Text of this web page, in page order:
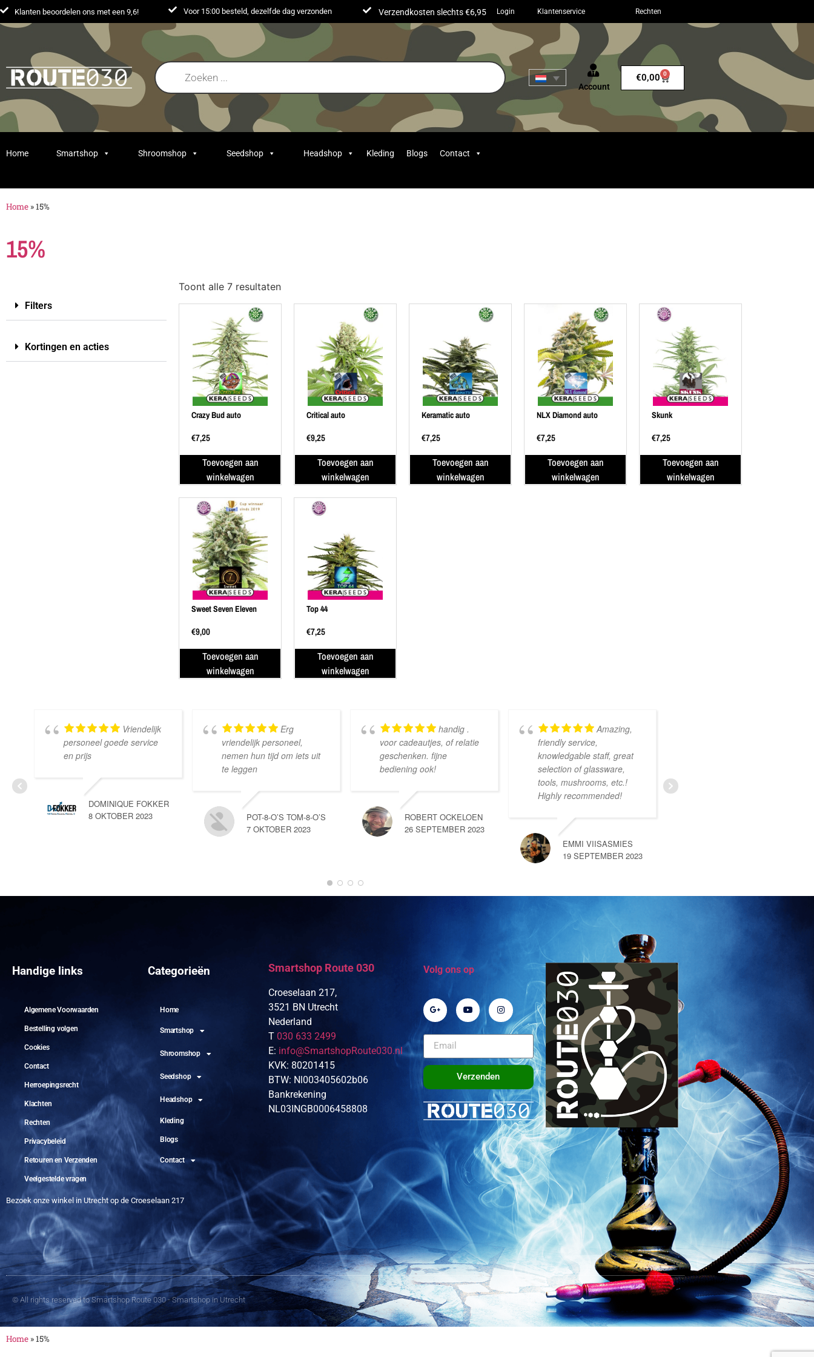
Klanten beoordelen ons met een 9,6! Voor 15:00 besteld, dezelfde dag verzonden Verzendkosten slechts €6,95 Login Klantenservice Rechten
Account
€0,00 0
Home Smartshop Shroomshop Seedshop Headshop Kleding Blogs Contact
Home »15%
15%
Filters
Kortingen en acties
Toont alle 7 resultaten
Crazy Bud auto
€7,25
Toevoegen aan
winkelwagen
Critical auto
€9,25
Toevoegen aan
winkelwagen
Keramatic auto
€7,25
Toevoegen aan
winkelwagen
NLX Diamond auto
€7,25
Toevoegen aan
winkelwagen
Skunk
€7,25
Toevoegen aan
winkelwagen
Sweet Seven Eleven
€9,00
Toevoegen aan
winkelwagen
Top 44
€7,25
Toevoegen aan
winkelwagen
Vriendelijk
personeel goede service
en prijs
DOMINIQUE FOKKER
8 OKTOBER 2023
Erg
vriendelijk personeel,
nemen hun tijd om iets uit
te leggen
POT-8-O’S TOM-8-O’S
7 OKTOBER 2023
handig .
voor cadeautjes, of relatie
geschenken. fijne
bediening ook!
ROBERT OCKELOEN
26 SEPTEMBER 2023
Amazing,
friendly service,
knowledgable staff, great
selection of glassware,
tools, mushrooms, etc.!
Highly recommended!
EMMI VIISASMIES
19 SEPTEMBER 2023
SEM VAN HEMERT
Handige links
Algemene Voorwaarden
Bestelling volgen
Cookies
Contact
Herroepingsrecht
Klachten
Rechten
Privacybeleid
Retouren en Verzenden
Veelgestelde vragen
Categorieën
Home
Smartshop
Shroomshop
Seedshop
Headshop
Kleding
Blogs
Contact
Smartshop Route 030
Croeselaan 217,
3521 BN Utrecht
Nederland
T 030 633 2499
E: info@SmartshopRoute030.nl
KVK: 80201415
BTW: Nl003405602b06
Bankrekening
NL03INGB0006458808
Volg ons op
Verzenden
Bezoek onze winkel in Utrecht op de Croeselaan 217
© All rights reserved to Smartshop Route 030 - Smartshop in Utrecht
Home »15%